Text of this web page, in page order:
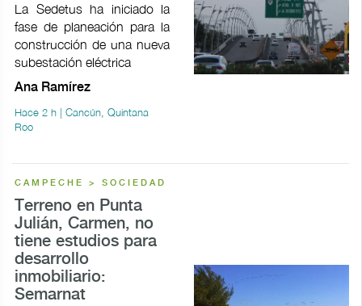
La Sedetus ha iniciado la
fase de planeación para la
construcción de una nueva
subestación eléctrica
Ana Ramírez
Hace 2 h | Cancún, Quintana
Roo
CAMPECHE > SOCIEDAD
Terreno en Punta
Julián, Carmen, no
tiene estudios para
desarrollo
inmobiliario:
Semarnat